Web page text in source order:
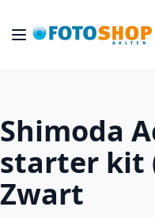
Toggle Nav
Shimoda
starter kit
Zwart